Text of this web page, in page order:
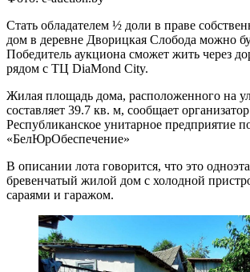
Стать обладателем ½ доли в праве
дом в деревне Дворицкая Слобода можно
Победитель аукциона сможет жить через
рядом с ТЦ DiaMond City.
Жилая площадь дома, расположенного на
составляет 39.7 кв. м, сообщает
Республиканское унитарное предприятие
«БелЮрОбеспечение»
В описании лота говорится, что это
бревенчатый жилой дом с холодной
сараями и гаражом.